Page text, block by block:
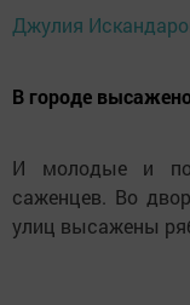
Джулия
В городе
И молодые и
саженцев. Во
улиц высажены